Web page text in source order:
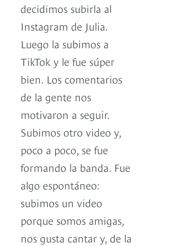
decidimos subirla al
Instagram de Julia.
Luego la subimos a
TikTok y le fue súper
bien. Los comentarios
de la gente nos
motivaron a seguir.
Subimos otro video y,
poco a poco, se fue
formando la banda. Fue
algo espontáneo:
subimos un video
porque somos amigas,
nos gusta cantar y, de la